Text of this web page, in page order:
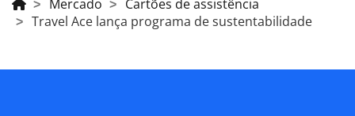
Mercado
Cartões de assistência
Travel Ace lança programa de sustentabilidade